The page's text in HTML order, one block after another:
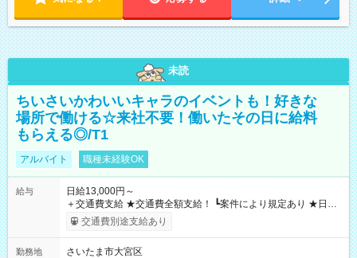
未読
ちいさいかわいいキャラのイベントも！好きな
場所で働ける☆来社不要！働いたその日に給料
もらえる◎/T1
アルバイト 職種未経験OK
給与
日給13,000円～
＋交通費支給 ★交通費全額支給！ ┗案件により規定あり ★日払
いOK！（規定あり） ┗働いたその日に現金GET♪ お仕事後はコ
ンビニATMから 日払い分を引き落とせます！ 【試用期間】試
交通費別途支給あり
勤務地
さいたま市大宮区